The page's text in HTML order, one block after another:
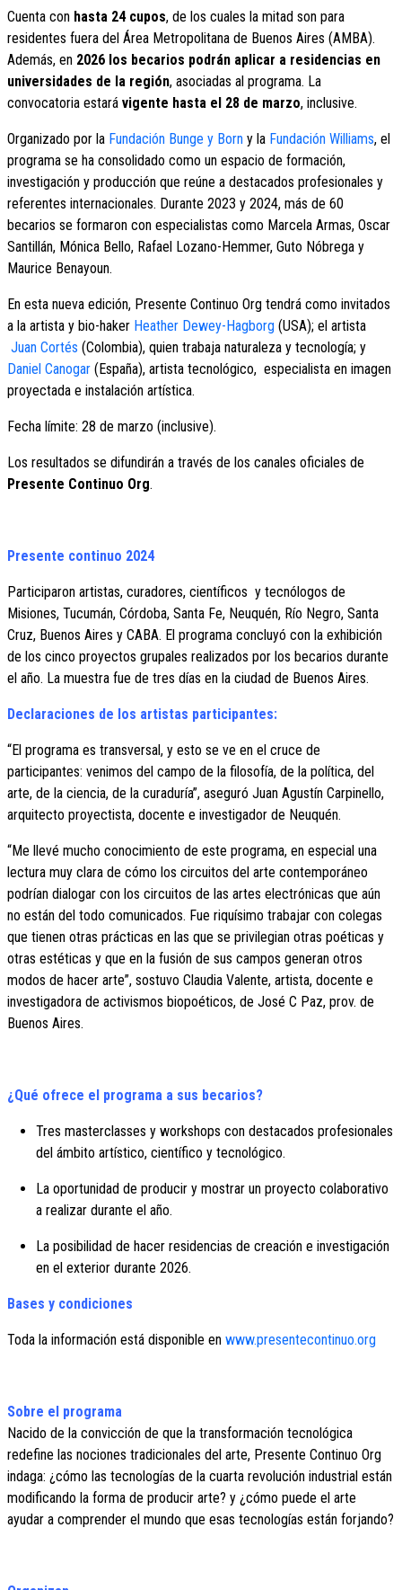
Cuenta con hasta 24 cupos, de los cuales la mitad son para
residentes fuera del Área Metropolitana de Buenos Aires (AMBA).
Además, en 2026 los becarios podrán aplicar a residencias en
universidades de la región, asociadas al programa. La
convocatoria estará vigente hasta el 28 de marzo, inclusive.
Organizado por la Fundación Bunge y Born y la Fundación Williams, el
programa se ha consolidado como un espacio de formación,
investigación y producción que reúne a destacados profesionales y
referentes internacionales. Durante 2023 y 2024, más de 60
becarios se formaron con especialistas como Marcela Armas, Oscar
Santillán, Mónica Bello, Rafael Lozano-Hemmer, Guto Nóbrega y
Maurice Benayoun.
En esta nueva edición, Presente Continuo Org tendrá como invitados
a la artista y bio-haker Heather Dewey-Hagborg (USA); el artista
Juan Cortés (Colombia), quien trabaja naturaleza y tecnología; y
Daniel Canogar (España), artista tecnológico, especialista en imagen
proyectada e instalación artística.
Fecha límite: 28 de marzo (inclusive).
Los resultados se difundirán a través de los canales oficiales de
Presente Continuo Org.
Presente continuo 2024
Participaron artistas, curadores, científicos y tecnólogos de
Misiones, Tucumán, Córdoba, Santa Fe, Neuquén, Río Negro, Santa
Cruz, Buenos Aires y CABA. El programa concluyó con la exhibición
de los cinco proyectos grupales realizados por los becarios durante
el año. La muestra fue de tres días en la ciudad de Buenos Aires.
Declaraciones de los artistas participantes:
“El programa es transversal, y esto se ve en el cruce de
participantes: venimos del campo de la filosofía, de la política, del
arte, de la ciencia, de la curaduría”, aseguró Juan Agustín Carpinello,
arquitecto proyectista, docente e investigador de Neuquén.
“Me llevé mucho conocimiento de este programa, en especial una
lectura muy clara de cómo los circuitos del arte contemporáneo
podrían dialogar con los circuitos de las artes electrónicas que aún
no están del todo comunicados. Fue riquísimo trabajar con colegas
que tienen otras prácticas en las que se privilegian otras poéticas y
otras estéticas y que en la fusión de sus campos generan otros
modos de hacer arte”, sostuvo Claudia Valente, artista, docente e
investigadora de activismos biopoéticos, de José C Paz, prov. de
Buenos Aires.
¿Qué ofrece el programa a sus becarios?
Tres masterclasses y workshops con destacados profesionales
del ámbito artístico, científico y tecnológico.
La oportunidad de producir y mostrar un proyecto colaborativo
a realizar durante el año.
La posibilidad de hacer residencias de creación e investigación
en el exterior durante 2026.
Bases y condiciones
Toda la información está disponible en www.presentecontinuo.org
Sobre el programa
Nacido de la convicción de que la transformación tecnológica
redefine las nociones tradicionales del arte, Presente Continuo Org
indaga: ¿cómo las tecnologías de la cuarta revolución industrial están
modificando la forma de producir arte? y ¿cómo puede el arte
ayudar a comprender el mundo que esas tecnologías están forjando?